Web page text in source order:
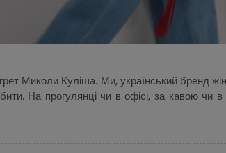
Миколи Куліша. Ми, український бренд
На прогулянці чи в офісі, за кавою чи